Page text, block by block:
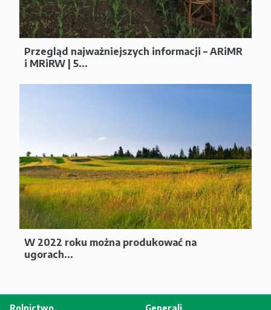
Przegląd najważniejszych informacji – ARiMR
i MRiRW | 5...
W 2022 roku można produkować na
ugorach...
Rolnictwo Generali